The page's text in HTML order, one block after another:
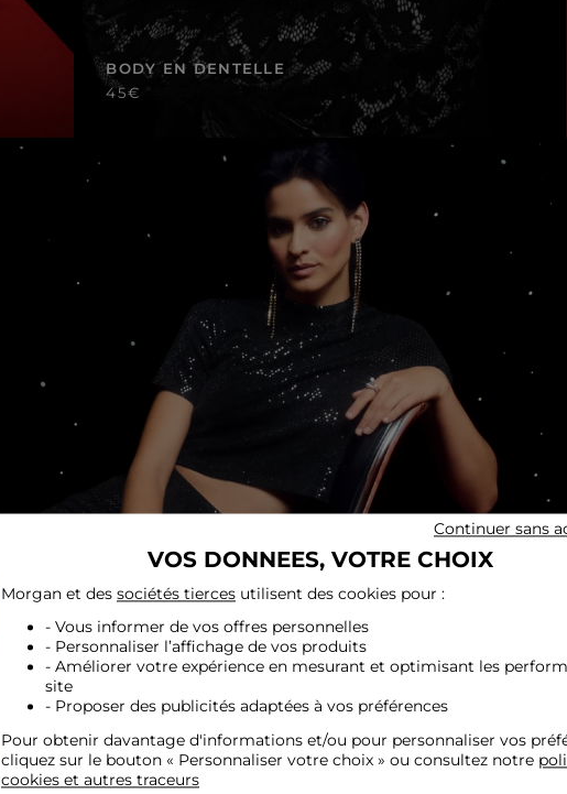
BODY EN DENTELLE
45€
VOS DONNEES, VOTRE CHOIX
Morgan et des sociétés tierces utilisent des cookies pour :
- Vous informer de vos offres personnelles
- Personnaliser l’affichage de vos produits
- Améliorer votre expérience en mesurant et optimisant les
site
- Proposer des publicités adaptées à vos préférences
Pour obtenir davantage d'informations et/ou pour personnaliser vos
cliquez sur le bouton « Personnaliser votre choix » ou consultez notre
cookies et autres traceurs
Continuer sans